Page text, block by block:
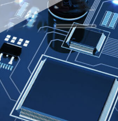
QNAP
创想
热卖产品